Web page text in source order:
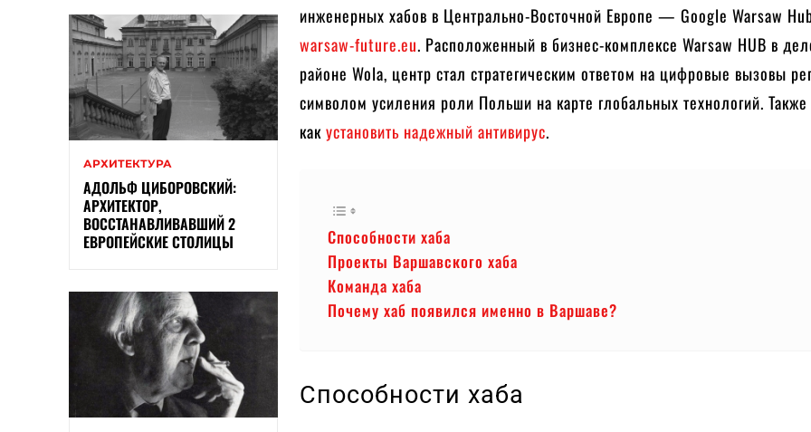
АРХИТЕКТУРА
АДОЛЬФ ЦИБОРОВСКИЙ:
АРХИТЕКТОР,
ВОССТАНАВЛИВАВШИЙ 2
ЕВРОПЕЙСКИЕ СТОЛИЦЫ
инженерных хабов в Центрально-Восточной Европе — Google Warsaw
warsaw-future.eu. Расположенный в бизнес-комплексе Warsaw HUB в
районе Wola, центр стал стратегическим ответом на цифровые вызовы
символом усиления роли Польши на карте глобальных технологий. Также
какустановить надежный антивирус.
Способности хаба
Проекты Варшавского хаба
Команда хаба
Почему хаб появился именно в Варшаве?
Способности хаба